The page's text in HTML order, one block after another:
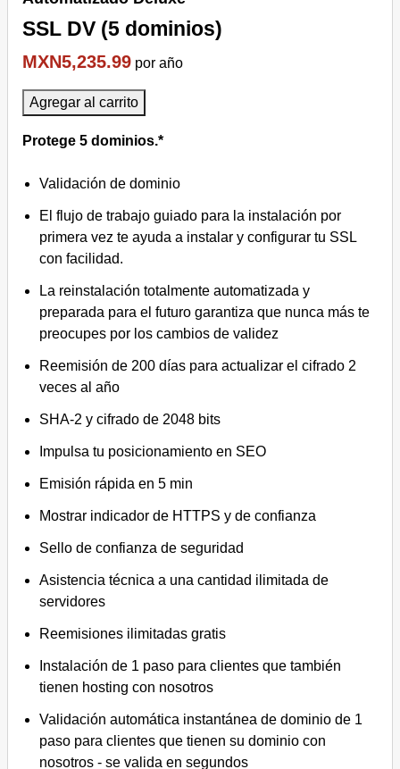
SSL DV (5 dominios)
MXN5,235.99 por año
Agregar al carrito
Protege 5 dominios.*
Validación de dominio
El flujo de trabajo guiado para la instalación por
primera vez te ayuda a instalar y configurar tu SSL
con facilidad.
La reinstalación totalmente automatizada y
preparada para el futuro garantiza que nunca más te
preocupes por los cambios de validez
Reemisión de 200 días para actualizar el cifrado 2
veces al año
SHA-2 y cifrado de 2048 bits
Impulsa tu posicionamiento en SEO
Emisión rápida en 5 min
Mostrar indicador de HTTPS y de confianza
Sello de confianza de seguridad
Asistencia técnica a una cantidad ilimitada de
servidores
Reemisiones ilimitadas gratis
Instalación de 1 paso para clientes que también
tienen hosting con nosotros
Validación automática instantánea de dominio de 1
paso para clientes que tienen su dominio con
nosotros - se valida en segundos